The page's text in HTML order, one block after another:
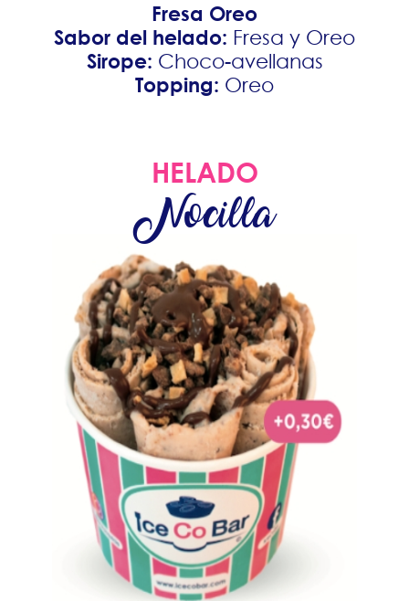
Fresa Oreo
Sabor del helado: Fresa y Oreo
Sirope: Choco-avellanas
Topping: Oreo
HELADO
Nocilla